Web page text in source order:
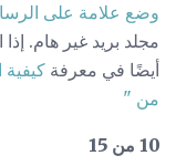
وضع علامة على
أيضًا في معرفة كيفية
من "
10 من 15